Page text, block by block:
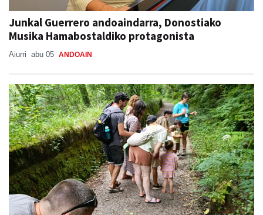
Junkal Guerrero andoaindarra, Donostiako
Musika Hamabostaldiko protagonista
Aiurri abu 05 ANDOAIN